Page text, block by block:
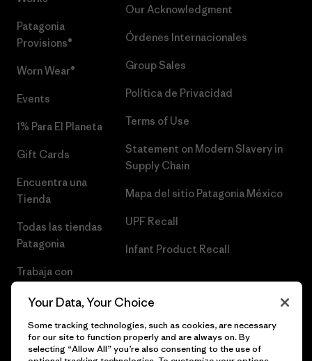
Patagonia
Provisions®
Worn Wear®
Events
1% Para El Planeta
Gift Cards
Encuentra una
Tienda
Todas las tiendas
Patagonia
Trabaja con
Our Acknowledgment
Órdenes Internacionales
Group Sales
Política de Privacidad
Terms of Use
Statement on Modern Slavery in
Supply Chain
Mapa del sitio Patagonia México
UPF Recall
Infant Product Recall
Your Data, Your Choice
Some tracking technologies, such as cookies, are necessary
for our site to function properly and are always on. By
selecting “Allow All” you’re also consenting to the use of